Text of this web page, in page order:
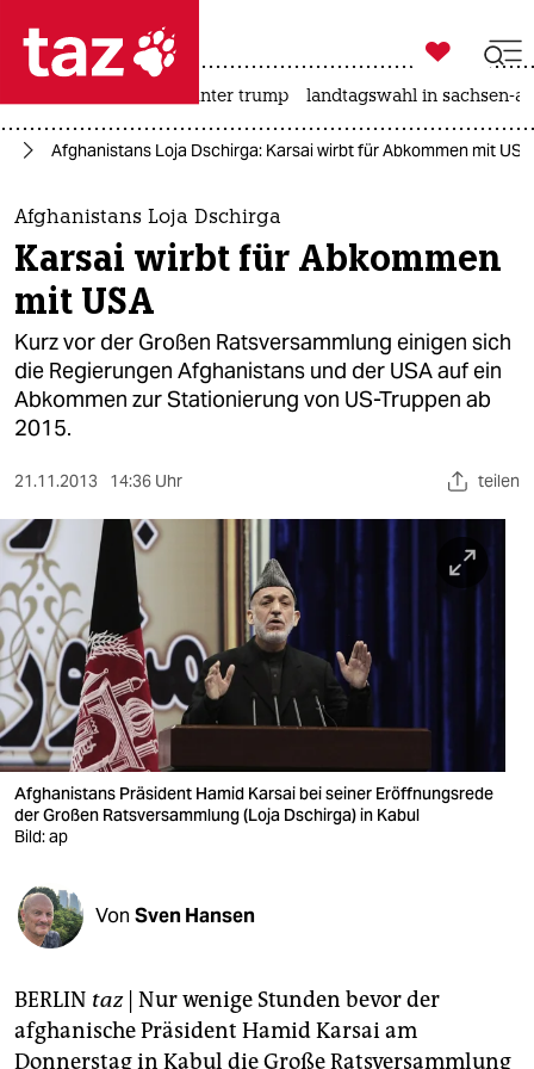
 taz zahl ich
taz zahl ich
themen
politik
öko
gesellschaft
kultur
sport
berlin
nord
wahrheit
verlag
verlag
veranstaltungen
shop
fragen & hilfe
unterstützen
genossenschaft

taz zahl ich
usa unter trump landtagswahl in sachsen-
Afghanistans Loja Dschirga: Karsai wirbt für Abkommen mit USA
Afghanistans Loja Dschirga
Karsai wirbt für Abkommen
mit USA
Kurz vor der Großen Ratsversammlung einigen sich
die Regierungen Afghanistans und der USA auf ein
Abkommen zur Stationierung von US-Truppen ab
2015.
21.11.2013 14:36 Uhr teilen
Afghanistans Präsident Hamid Karsai bei seiner Eröffnungsrede
der Großen Ratsversammlung (Loja Dschirga) in Kabul
Bild: ap
Von Sven Hansen
BERLIN taz| Nur wenige Stunden bevor der
afghanische Präsident Hamid Karsai am
Donnerstag in Kabul die Große Ratsversammlung